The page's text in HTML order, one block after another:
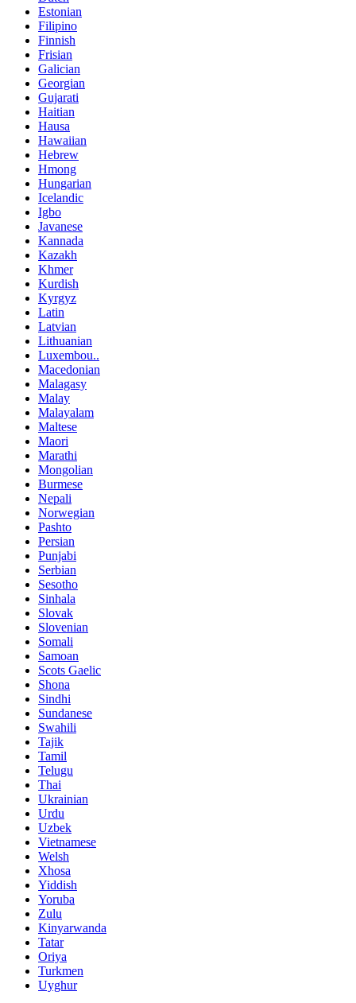
Estonian
Filipino
Finnish
Frisian
Galician
Georgian
Gujarati
Haitian
Hausa
Hawaiian
Hebrew
Hmong
Hungarian
Icelandic
Igbo
Javanese
Kannada
Kazakh
Khmer
Kurdish
Kyrgyz
Latin
Latvian
Lithuanian
Luxembou..
Macedonian
Malagasy
Malay
Malayalam
Maltese
Maori
Marathi
Mongolian
Burmese
Nepali
Norwegian
Pashto
Persian
Punjabi
Serbian
Sesotho
Sinhala
Slovak
Slovenian
Somali
Samoan
Scots Gaelic
Shona
Sindhi
Sundanese
Swahili
Tajik
Tamil
Telugu
Thai
Ukrainian
Urdu
Uzbek
Vietnamese
Welsh
Xhosa
Yiddish
Yoruba
Zulu
Kinyarwanda
Tatar
Oriya
Turkmen
Uyghur